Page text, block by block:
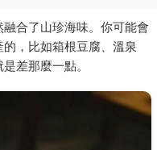
合了山珍海味。你可能會
，比如箱根豆腐、溫泉
差那麼一點。